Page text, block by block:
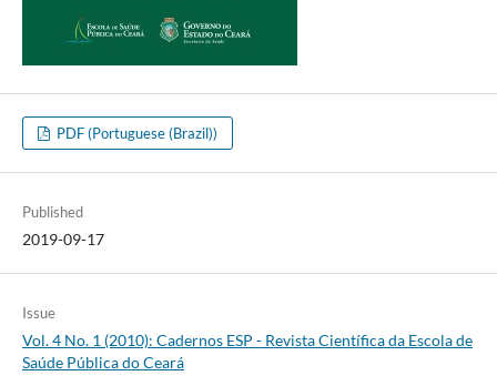
PDF (Portuguese (Brazil))
Published
2019-09-17
Issue
Vol. 4 No. 1 (2010): Cadernos ESP - Revista Cientí­fica da Escola de
Saúde Pública do Ceará